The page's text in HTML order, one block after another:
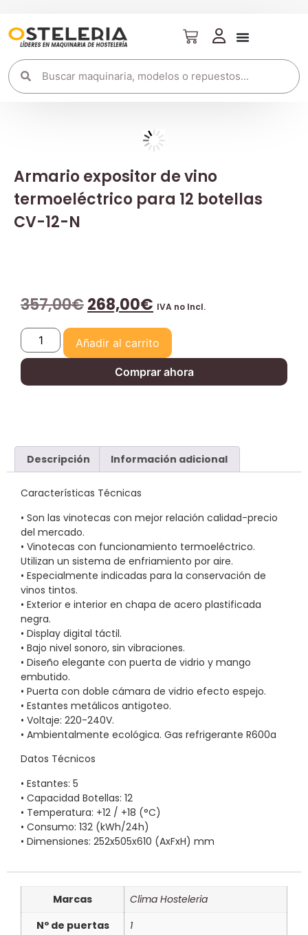
Armario expositor de vino
termoeléctrico para 12 botellas
CV-12-N
357,00€268,00€ IVA no Incl.
Añadir al carrito
Comprar ahora
Descripción Información adicional
Características Técnicas
• Son las vinotecas con mejor relación calidad-precio
del mercado.
• Vinotecas con funcionamiento termoeléctrico.
Utilizan un sistema de enfriamiento por aire.
• Especialmente indicadas para la conservación de
vinos tintos.
• Exterior e interior en chapa de acero plastificada
negra.
• Display digital táctil.
• Bajo nivel sonoro, sin vibraciones.
• Diseño elegante con puerta de vidrio y mango
embutido.
• Puerta con doble cámara de vidrio efecto espejo.
• Estantes metálicos antigoteo.
• Voltaje: 220-240V.
• Ambientalmente ecológica. Gas refrigerante R600a
Datos Técnicos
• Estantes: 5
• Capacidad Botellas: 12
• Temperatura: +12 / +18 (°C)
• Consumo: 132 (kWh/24h)
• Dimensiones: 252x505x610 (AxFxH) mm
Marcas
Clima Hosteleria
Nº de puertas
1